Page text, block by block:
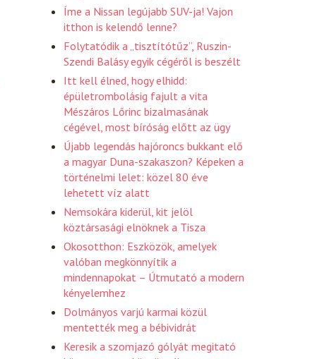
Íme a Nissan legújabb SUV-ja! Vajon
itthon is kelendő lenne?
Folytatódik a „tisztítótűz”, Ruszin-
Szendi Balásy egyik cégéről is beszélt
Itt kell élned, hogy elhidd:
épületrombolásig fajult a vita
Mészáros Lőrinc bizalmasának
cégével, most bíróság előtt az ügy
Újabb legendás hajóroncs bukkant elő
a magyar Duna-szakaszon? Képeken a
történelmi lelet: közel 80 éve
lehetett víz alatt
Nemsokára kiderül, kit jelöl
köztársasági elnöknek a Tisza
Okosotthon: Eszközök, amelyek
valóban megkönnyítik a
mindennapokat – Útmutató a modern
kényelemhez
Dolmányos varjú karmai közül
mentették meg a bébividrát
Keresik a szomjazó gólyát megitató